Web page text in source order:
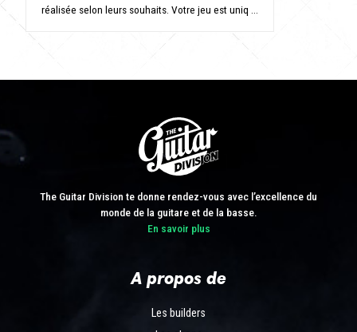
réalisée selon leurs souhaits. Votre jeu est uniq ...
The Guitar Division te donne rendez-vous avec l’excellence du
monde de la guitare et de la basse.
En savoir plus
A propos de
Les builders